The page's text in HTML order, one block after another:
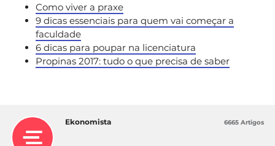
Como viver a praxe
9 dicas essenciais para quem vai começar a
faculdade
6 dicas para poupar na licenciatura
Propinas 2017: tudo o que precisa de saber
Ekonomista 6665 Artigos